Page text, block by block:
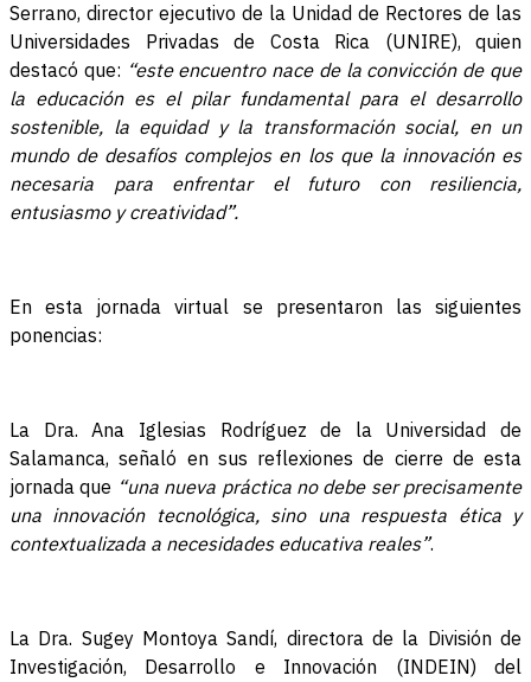
Serrano, director ejecutivo de la Unidad de Rectores de las
Universidades Privadas de Costa Rica (UNIRE), quien
destacó que: “este encuentro nace de la convicción de que
la educación es el pilar fundamental para el desarrollo
sostenible, la equidad y la transformación social, en un
mundo de desafíos complejos en los que la innovación es
necesaria para enfrentar el futuro con resiliencia,
entusiasmo y creatividad”.
En esta jornada virtual se presentaron las siguientes
ponencias:
La Dra. Ana Iglesias Rodríguez de la Universidad de
Salamanca, señaló en sus reflexiones de cierre de esta
jornada que “una nueva práctica no debe ser precisamente
una innovación tecnológica, sino una respuesta ética y
contextualizada a necesidades educativa reales”.
La Dra. Sugey Montoya Sandí, directora de la División de
Investigación, Desarrollo e Innovación (INDEIN) del